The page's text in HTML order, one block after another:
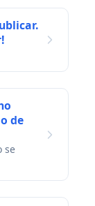
de
se